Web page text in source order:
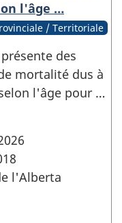
l'âge …
/ Territoriale
des
mortalité dus à
l'âge pour …
l'Alberta